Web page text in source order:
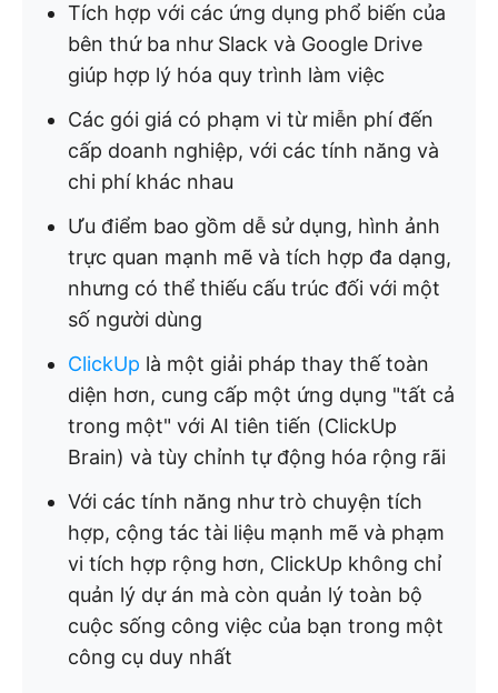
Tích hợp với các ứng dụng phổ biến của
bên thứ ba như Slack và Google Drive
giúp hợp lý hóa quy trình làm việc
Các gói giá có phạm vi từ miễn phí đến
cấp doanh nghiệp, với các tính năng và
chi phí khác nhau
Ưu điểm bao gồm dễ sử dụng, hình ảnh
trực quan mạnh mẽ và tích hợp đa dạng,
nhưng có thể thiếu cấu trúc đối với một
số người dùng
ClickUp là một giải pháp thay thế toàn
diện hơn, cung cấp một ứng dụng "tất cả
trong một" với AI tiên tiến (ClickUp
Brain) và tùy chỉnh tự động hóa rộng rãi
Với các tính năng như trò chuyện tích
hợp, cộng tác tài liệu mạnh mẽ và phạm
vi tích hợp rộng hơn, ClickUp không chỉ
quản lý dự án mà còn quản lý toàn bộ
cuộc sống công việc của bạn trong một
công cụ duy nhất